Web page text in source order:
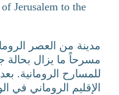
Jerusalem to the
مدينة من العصر
مسرحاً ما يزال بحالة
للمسارح الرومانية.
الإقليم الروماني في